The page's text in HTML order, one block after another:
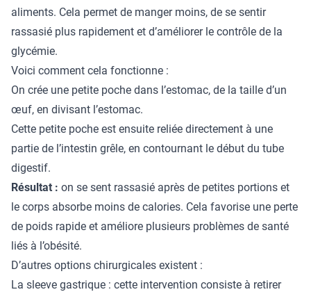
aliments. Cela permet de manger moins, de se sentir
rassasié plus rapidement et d’améliorer le contrôle de la
glycémie.
Voici comment cela fonctionne :
On crée une petite poche dans l’estomac, de la taille d’un
œuf, en divisant l’estomac.
Cette petite poche est ensuite reliée directement à une
partie de l’intestin grêle, en contournant le début du tube
digestif.
Résultat : on se sent rassasié après de petites portions et
le corps absorbe moins de calories. Cela favorise une perte
de poids rapide et améliore plusieurs problèmes de santé
liés à l’obésité.
D’autres options chirurgicales existent :
La sleeve gastrique : cette intervention consiste à retirer